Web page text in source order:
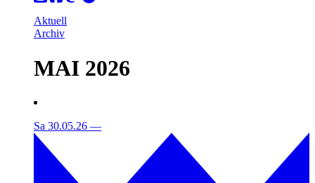
Aktuell
Archiv
MAI 2026
Sa 30.05.26 —